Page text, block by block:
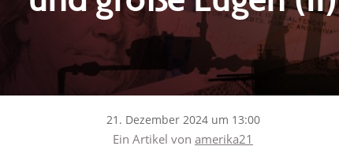
21. Dezember 2024 um 13:00
Ein Artikel von amerika21